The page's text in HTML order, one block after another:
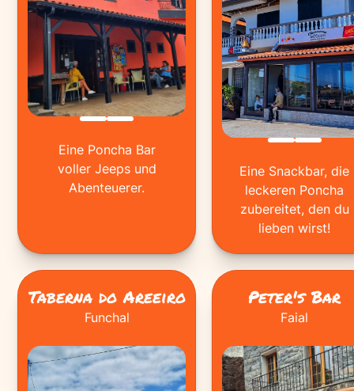
Eine Poncha Bar
voller Jeeps und
Abenteuerer.
Eine Snackbar, die
leckeren Poncha
zubereitet, den du
lieben wirst!
Taberna do Areeiro
Funchal
Peter's Bar
Faial